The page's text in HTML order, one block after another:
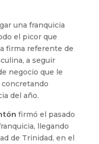
una franquicia
el picor que
firma referente de
a seguir
negocio que le
del año.
firmó el pasado
llegando
de Trinidad, en el